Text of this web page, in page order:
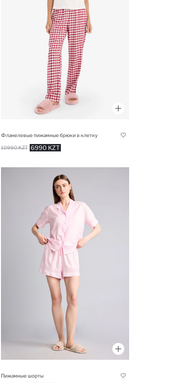
Фланелевые пижамные брюки в клетку
6990 KZT
10990 KZT
Пижамные шорты